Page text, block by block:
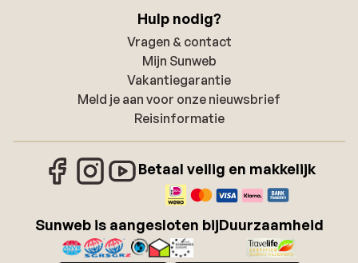
Hulp nodig?
Vragen & contact
Mijn Sunweb
Vakantiegarantie
Meld je aan voor onze nieuwsbrief
Reisinformatie
Betaal veilig en makkelijk
Sunweb is aangesloten bijDuurzaamheid